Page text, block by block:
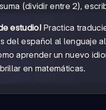
(dividir entre 2),
estudio!Practica
del español al lenguaje
aprender un nuevo
en matemáticas.